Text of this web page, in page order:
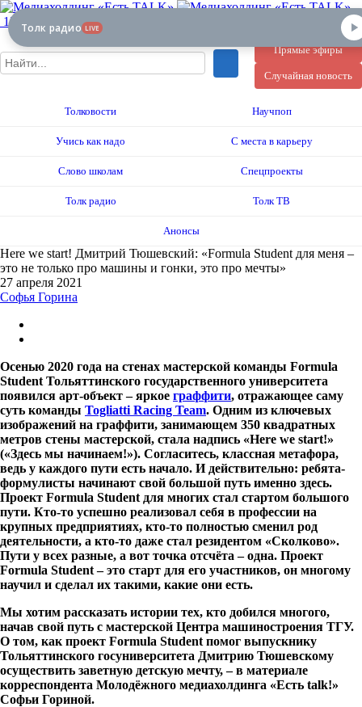
12+
Прямые эфиры
Случайная новость
Толковости Научпоп
Учись как надо С места в карьеру
Слово школам Спецпроекты
Толк радио Толк ТВ
Анонсы
Here we start! Дмитрий Тюшевский: «Formula Student для меня –
это не только про машины и гонки, это про мечты»
27 апреля 2021
Софья Горина
Осенью 2020 года на стенах мастерской команды Formula
Student Тольяттинского государственного университета
появился арт-объект – яркое граффити, отражающее саму
суть команды Togliatti Racing Team. Одним из ключевых
изображений на граффити, занимающем 350 квадратных
метров стены мастерской, стала надпись «Here we start!»
(«Здесь мы начинаем!»). Согласитесь, классная метафора,
ведь у каждого пути есть начало. И действительно: ребята-
формулисты начинают свой большой путь именно здесь.
Проект Formula Student для многих стал стартом большого
пути. Кто-то успешно реализовал себя в профессии на
крупных предприятиях, кто-то полностью сменил род
деятельности, а кто-то даже стал резидентом «Сколково».
Пути у всех разные, а вот точка отсчёта – одна. Проект
Formula Student– это старт для его участников, он многому
научил и сделал их такими, какие они есть.
Мы хотим рассказать истории тех, кто добился многого,
начав свой путь с мастерской Центра машиностроения ТГУ.
О том, как проект Formula Student помог выпускнику
Тольяттинского госуниверситета Дмитрию Тюшевскому
осуществить заветную детскую мечту, – в материале
корреспондента Молодёжного медиахолдинга «Есть talk!»
Софьи Гориной.
Толк радио LIVE